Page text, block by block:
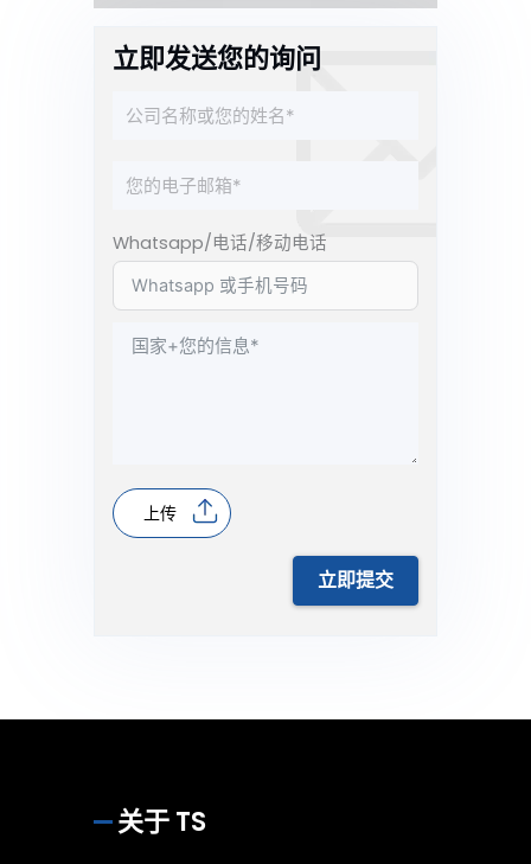
立即发送您的询问
Whatsapp/电话/移动电话
上传
立即提交
关于 TS